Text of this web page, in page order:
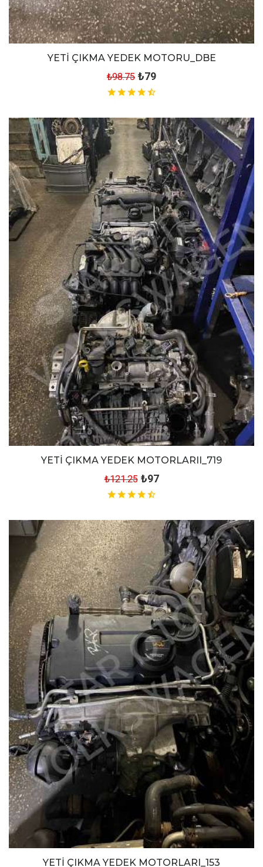
YETİ ÇIKMA YEDEK MOTORU_DBE
₺98.75 ₺79
YETİ ÇIKMA YEDEK MOTORLARII_719
₺121.25 ₺97
YETİ ÇIKMA YEDEK MOTORLARI_153